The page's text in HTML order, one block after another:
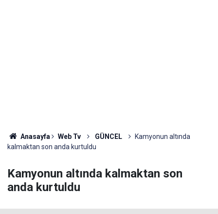
Anasayfa Web Tv GÜNCEL
Kamyonun altında
kalmaktan son anda kurtuldu
Kamyonun altında kalmaktan son
anda kurtuldu